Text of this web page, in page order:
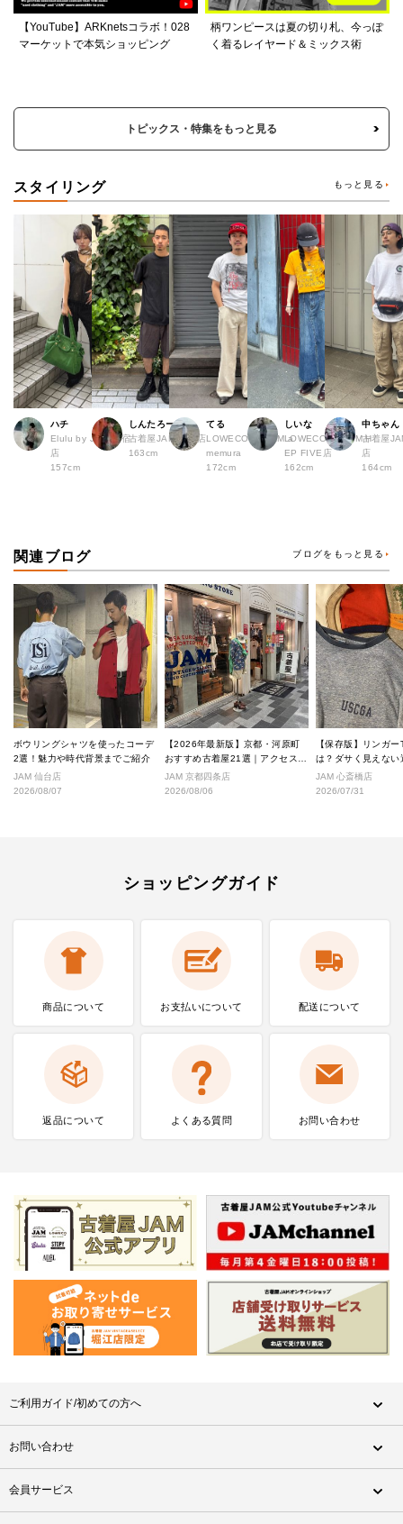
【YouTube】ARKnetsコラボ！028
マーケットで本気ショッピング
柄ワンピースは夏の切り札、今っぽ
く着るレイヤード＆ミックス術
トピックス・特集をもっと見る
スタイリング もっと見る
ハチ
Elulu by JAM 原宿
店
157cm
しんたろー
古着屋JAM 仙台店
163cm
てる
LOWECO by JAM a
memura
172cm
しいな
LOWECO by JAM H
EP FIVE店
162cm
中ちゃん
古着屋
店
164cm
関連ブログ ブログをもっと見る
ボウリングシャツを使ったコーデ
2選！魅力や時代背景までご紹介
JAM 仙台店
2026/08/07
【2026年最新版】京都・河原町
おすすめ古着屋21選｜アクセス良
好な絶対行くべきショップ厳選！
JAM 京都四条店
2026/08/06
【保存版】リンガ
は？ダサく見えない
なし完全ガイド
JAM 心斎橋店
2026/07/31
ショッピングガイド
商品について お支払いについて 配送について
返品について よくある質問 お問い合わせ
ご利用ガイド/初めての方へ
お問い合わせ
会員サービス